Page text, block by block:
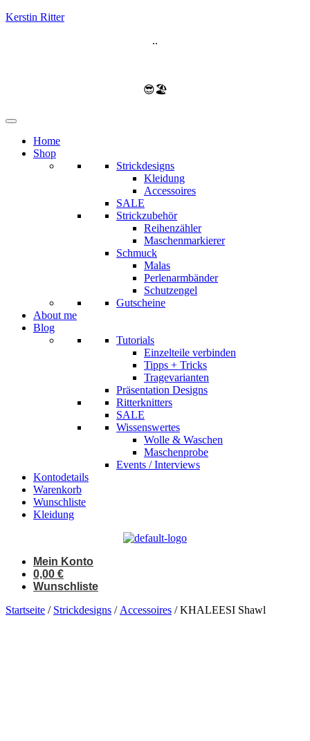
Kerstin Ritter
..
😎🏖️
Home
Shop
Strickdesigns
Kleidung
Accessoires
SALE
Strickzubehör
Reihenzähler
Maschenmarkierer
Schmuck
Malas
Perlenarmbänder
Schutzengel
Gutscheine
About me
Blog
Tutorials
Einzelteile verbinden
Tipps + Tricks
Tragevarianten
Präsentation Designs
Ritterknitters
SALE
Wissenswertes
Wolle & Waschen
Maschenprobe
Events / Interviews
Kontodetails
Warenkorb
Wunschliste
Kleidung
Mein Konto
0,00 €
Wunschliste
Startseite / Strickdesigns / Accessoires / KHALEESI Shawl